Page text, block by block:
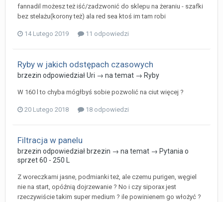
fannadil możesz też iść/zadzwonić do sklepu na żeraniu - szafki
bez stelażu(korony też) ala red sea ktoś im tam robi
14 Lutego 2019 11 odpowiedzi
Ryby w jakich odstępach czasowych
brzezin odpowiedziałUri → na temat → Ryby
W 160 l to chyba mógłbyś sobie pozwolić na ciut więcej ?
20 Lutego 2018 18 odpowiedzi
Filtracja w panelu
brzezin odpowiedziałbrzezin → na temat → Pytania o
sprzet 60 - 250 L
Z woreczkami jasne, podmianki też, ale czemu purigen, węgiel
nie na start, opóźnią dojrzewanie ? No i czy siporax jest
rzeczywiście takim super medium ? ile powinienem go włożyć ?